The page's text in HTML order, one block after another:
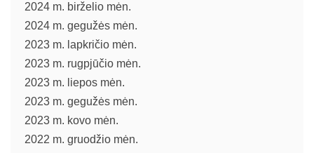
2024 m. birželio mėn.
2024 m. gegužės mėn.
2023 m. lapkričio mėn.
2023 m. rugpjūčio mėn.
2023 m. liepos mėn.
2023 m. gegužės mėn.
2023 m. kovo mėn.
2022 m. gruodžio mėn.